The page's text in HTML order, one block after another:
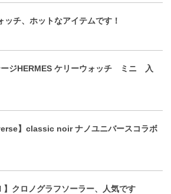
ッチ、ホットなアイテムです！
ージHERMES ケリーウォッチ ミニ 入
】classic noir ナノユニバースコラボ
】クロノグラフソーラー、人気です